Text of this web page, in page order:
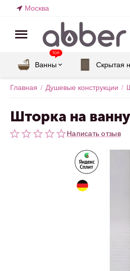
Москва
Ванны
TOP
Скрытая
Главная / Душевые конструкции /
Шторка на ванну
Написать отзыв